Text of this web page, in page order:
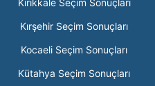
Kırıkkale Seçim Sonuçları
Kırşehir Seçim Sonuçları
Kocaeli Seçim Sonuçları
Kütahya Seçim Sonuçları